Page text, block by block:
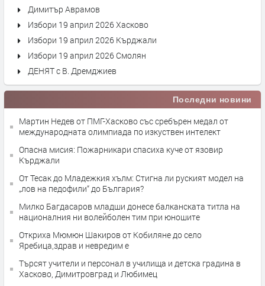
Димитър Аврамов
Избори 19 април 2026 Хасково
Избори 19 април 2026 Кърджали
Избори 19 април 2026 Смолян
ДЕНЯТ с В. Дремджиев
Последни новини
Мартин Недев от ПМГ-Хасково със сребърен медал от
международната олимпиада по изкуствен интелект
Опасна мисия: Пожарникари спасиха куче от язовир
Кърджали
От Тесак до Младежкия хълм: Стигна ли руският модел на
„лов на педофили“ до България?
Милко Багдасаров младши донесе балканската титла на
националния ни волейболен тим при юношите
Откриха Мюмюн Шакиров от Кобиляне до село
Яребица,здрав и невредим е
Търсят учители и персонал в училища и детска градина в
Хасково, Димитровград и Любимец